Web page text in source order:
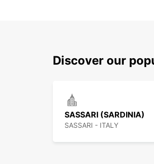
Discover our
SASSARI (SARDINIA)
SASSARI - ITALY